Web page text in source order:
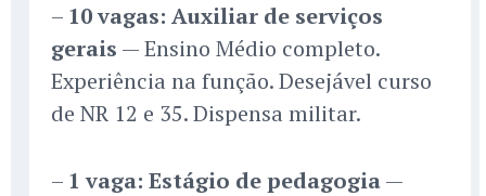
– 10 vagas: Auxiliar de serviços
gerais — Ensino Médio completo.
Experiência na função. Desejável curso
de NR 12 e 35. Dispensa militar.
– 1 vaga: Estágio de pedagogia—